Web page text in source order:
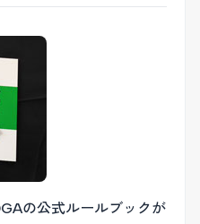
の公式ルールブックが